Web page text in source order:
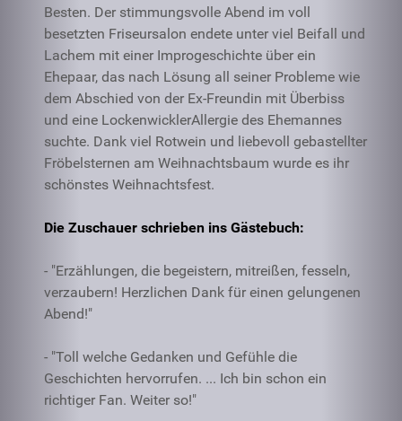
Besten. Der stimmungsvolle Abend im voll
besetzten Friseursalon endete unter viel Beifall und
Lachem mit einer Improgeschichte über ein
Ehepaar, das nach Lösung all seiner Probleme wie
dem Abschied von der Ex-Freundin mit Überbiss
und eine LockenwicklerAllergie des Ehemannes
suchte. Dank viel Rotwein und liebevoll gebastellter
Fröbelsternen am Weihnachtsbaum wurde es ihr
schönstes Weihnachtsfest.
Die Zuschauer schrieben ins Gästebuch:
- "Erzählungen, die begeistern, mitreißen, fesseln,
verzaubern! Herzlichen Dank für einen gelungenen
Abend!"
- "Toll welche Gedanken und Gefühle die
Geschichten hervorrufen. ... Ich bin schon ein
richtiger Fan. Weiter so!"